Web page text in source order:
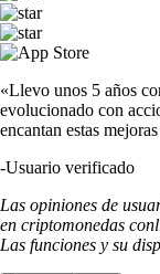
«Llevo unos 5 años
evolucionado con
encantan estas
-Usuario verificado
Las opiniones de
en criptomonedas
Las funciones y su